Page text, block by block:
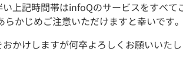
い上記時間帯はinfoQのサービスをすべ
らかじめご注意いただけますと幸いです。
かけしますが何卒よろしくお願いいたし